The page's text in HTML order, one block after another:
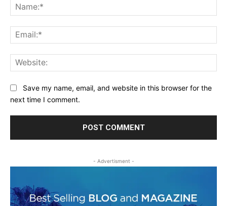
Save my name, email, and website in this browser for the
next time I comment.
- Advertisment -